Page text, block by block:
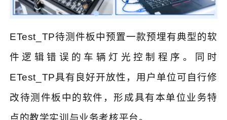
ETest_TP待测件板中预置一款预埋有典型的软
件逻辑错误的车辆灯光控制程序。同时
ETest_TP具有良好开放性，用户单位可自行修
改待测件板中的软件，形成具有本单位业务特
点的教学实训与业务考核平台。